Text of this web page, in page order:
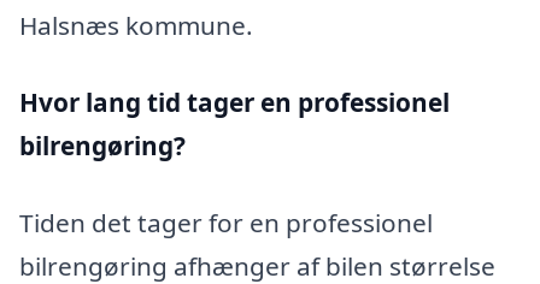
Halsnæs kommune.
Hvor lang tid tager en professionel
bilrengøring?
Tiden det tager for en professionel
bilrengøring afhænger af bilen størrelse